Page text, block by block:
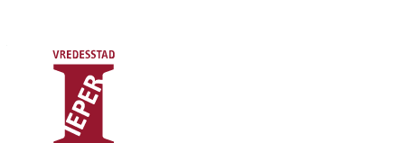
Naar inhoud
Stad Ieper